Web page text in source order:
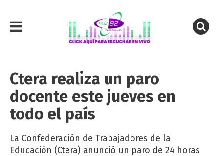
Ctera realiza un paro
docente este jueves en
todo el país
La Confederación de Trabajadores de la
Educación (Ctera) anunció un paro de 24 horas